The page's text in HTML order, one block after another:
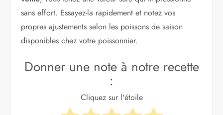
sans effort. Essayez-la rapidement et notez vos
propres ajustements selon les poissons de saison
disponibles chez votre poissonnier.
Donner une note à notre recette
:
Cliquez sur l'étoile